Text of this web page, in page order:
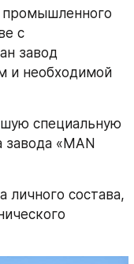
промышленного
с
завод
и необходимой
специальную
«MAN
личного состава,